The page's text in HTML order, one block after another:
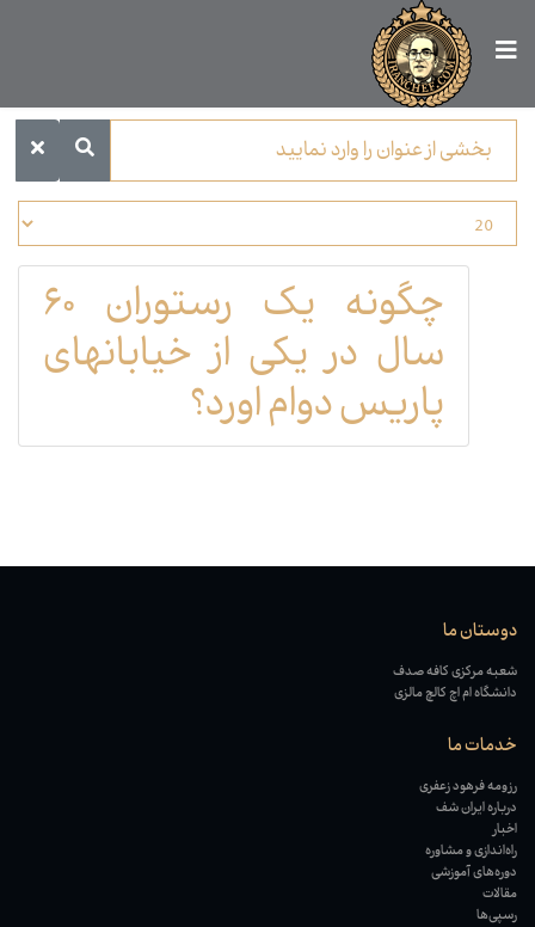
چگونه یک رستوران ۶۰
سال در یکی از خیابانهای
پاریس دوام اورد؟
دوستان ما
شعبه مرکزی کافه صدف
دانشگاه ام اچ کالچ مالزی
خدمات ما
رزومه فرهود زعفری
درباره ایران شف
اخبار
راه‌اندازی و مشاوره
دوره‌های آموزشی
مقالات
رسپی‌ها